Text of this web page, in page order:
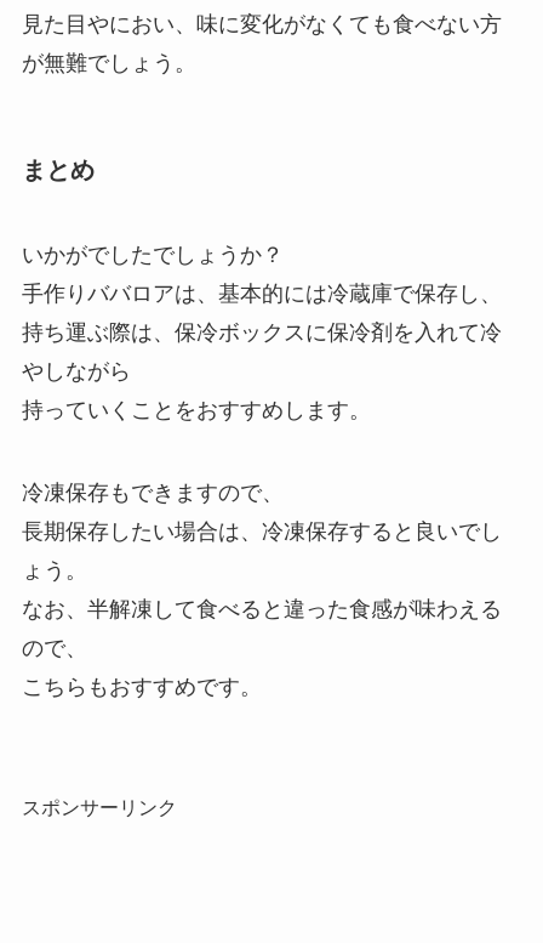
見た目やにおい、味に変化がなくても食べない方
が無難でしょう。
まとめ
いかがでしたでしょうか？
手作りババロアは、基本的には冷蔵庫で保存し、
持ち運ぶ際は、保冷ボックスに保冷剤を入れて冷
やしながら
持っていくことをおすすめします。
冷凍保存もできますので、
長期保存したい場合は、冷凍保存すると良いでし
ょう。
なお、半解凍して食べると違った食感が味わえる
ので、
こちらもおすすめです。
スポンサーリンク